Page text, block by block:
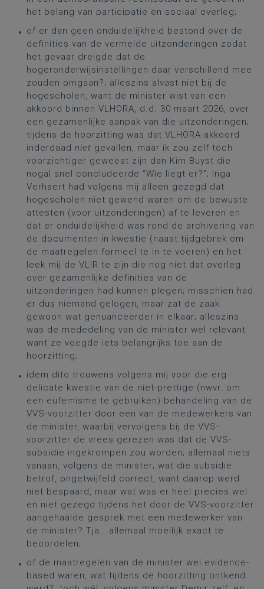
het belang van participatie en sociaal overleg;
of er dan geen onduidelijkheid bestond over de
definities van de vermelde uitzonderingen zodat
het gevaar dreigde dat de
hogeronderwijsinstellingen daar verschillend mee
zouden omgaan?; alleszins alvast niet bij de
hogescholen, want de minister wist van een
akkoord binnen VLHORA, d.d. 30 maart 2026, over
een gezamenlijke aanpak van die uitzonderingen;
tijdens de hoorzitting was dat VLHORA-akkoord
inderdaad niet gevallen, maar ik zou zelf toch
voorzichtiger geweest zijn dan Kim Buyst die
nogal snel concludeerde “Wie liegt er?”; Inga
Verhaert had volgens mij alleen gezegd dat
hogescholen niet gewend waren om de bewuste
attesten (voor uitzonderingen) af te leveren en
dat er onduidelijkheid was rond de archivering van
de documenten in kwestie (naast tijdgebrek om
de maatregelen formeel te in te voeren) en het
leek mij de VLIR te zijn die nog niet dat overleg
over gezamenlijke definities van de
uitzonderingen had kunnen plegen; misschien had
er dus niemand gelogen, maar zat de zaak
gewoon wat genuanceerder in elkaar; alleszins
was de mededeling van de minister wel relevant
want ze voegde iets belangrijks toe aan de
hoorzitting;
idem dito trouwens volgens mij voor die erg
delicate kwestie van de niet-prettige (nwvr: om
een eufemisme te gebruiken) behandeling van de
VVS-voorzitter door een van de medewerkers van
de minister, waarbij vervolgens bij de VVS-
voorzitter de vrees gerezen was dat de VVS-
subsidie ingekrompen zou worden; allemaal niets
vanaan, volgens de minister; wat die subsidie
betrof, ongetwijfeld correct, want daarop werd
niet bespaard, maar wat was er heel precies wel
en niet gezegd tijdens het door de VVS-voorzitter
aangehaalde gesprek met een medewerker van
de minister? Tja… allemaal moeilijk exact te
beoordelen;
of de maatregelen van de minister wel evidence-
based waren, wat tijdens de hoorzitting ontkend